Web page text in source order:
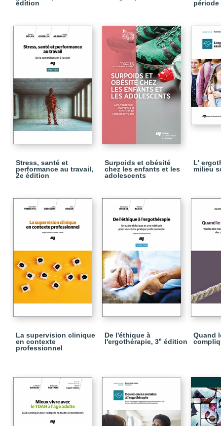
édition
période
Stress, santé et
performance au travail,
2e édition
Surpoids et obésité
chez les enfants et les
adolescents
L'
milieu
La supervision clinique
en contexte
professionnel
De l'éthique à
l'ergothérapie, 3e édition
Quand